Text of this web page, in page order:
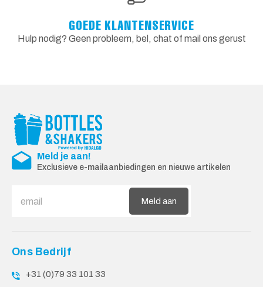
GOEDE KLANTENSERVICE
Hulp nodig? Geen probleem, bel, chat of mail ons gerust
Meld je aan!
Exclusieve e-mailaanbiedingen en nieuwe artikelen
Meld aan
Ons Bedrijf
+31 (0)79 33 101 33